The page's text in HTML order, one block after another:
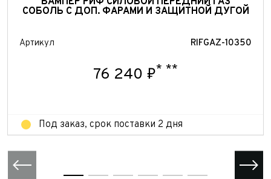
СОБОЛЬ С ДОП. ФАРАМИ И ЗАЩИТНОЙ ДУГОЙ
Артикул RIFGAZ-10350
76 240 ₽* **
Под заказ, срок поставки 2 дня
персональных данных
Отправить